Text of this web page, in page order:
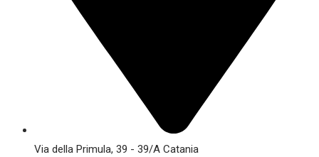
Via della Primula, 39 - 39/A Catania